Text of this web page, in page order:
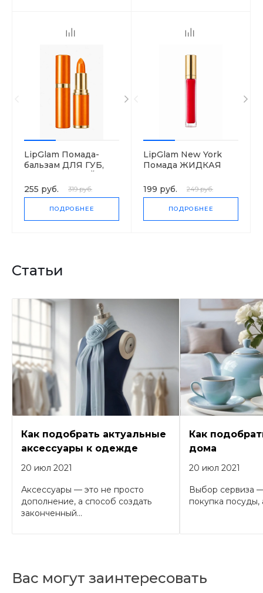
LipGlam Помада-
бальзам ДЛЯ ГУБ,
цвет
255 руб. 319 руб.
ПОДРОБНЕЕ
LipGlam New York
Помада ЖИДКАЯ
199 руб.
249 руб.
ПОДРОБНЕЕ
Статьи
Как подобрать актуальные
аксессуары к одежде
20 июл 2021
Аксессуары — это не просто
дополнение, а способ создать
законченный...
Как
дома
20 июл 2021
Выбор сервиза
покупка посуды,
Вас могут заинтересовать